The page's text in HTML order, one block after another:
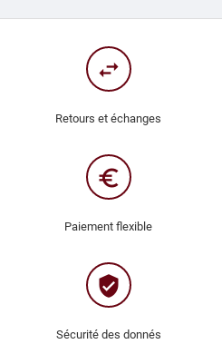
swap_horiz
Retours et échanges
euro_symbol
Paiement flexible
verified_user
Sécurité des donnés